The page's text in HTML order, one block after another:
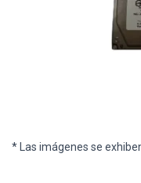
* Las imágenes se